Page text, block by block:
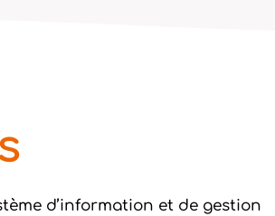
d’information et de gestion